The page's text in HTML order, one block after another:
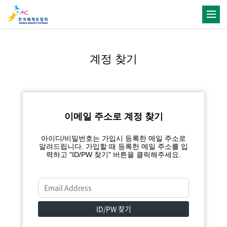
계정 찾기
이메일 주소로 계정 찾기
아이디/비밀번호는 가입시 등록한 메일 주소로
알려드립니다. 가입할 때 등록한 메일 주소를 입
력하고 "ID/PW 찾기" 버튼을 클릭해주세요.
ID/PW 찾기